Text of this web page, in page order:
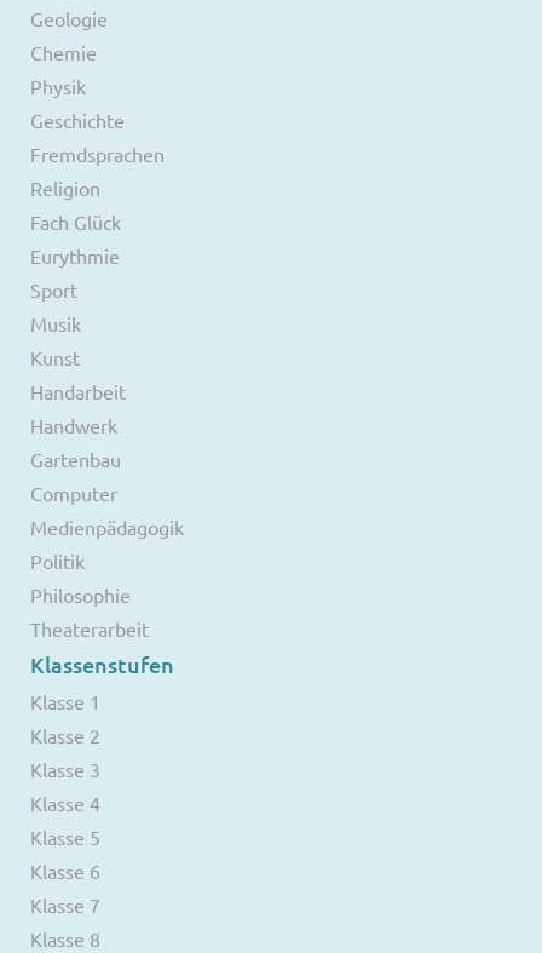
Geologie
Chemie
Physik
Geschichte
Fremdsprachen
Religion
Fach Glück
Eurythmie
Sport
Musik
Kunst
Handarbeit
Handwerk
Gartenbau
Computer
Medienpädagogik
Politik
Philosophie
Theaterarbeit
Klassenstufen
Klasse 1
Klasse 2
Klasse 3
Klasse 4
Klasse 5
Klasse 6
Klasse 7
Klasse 8